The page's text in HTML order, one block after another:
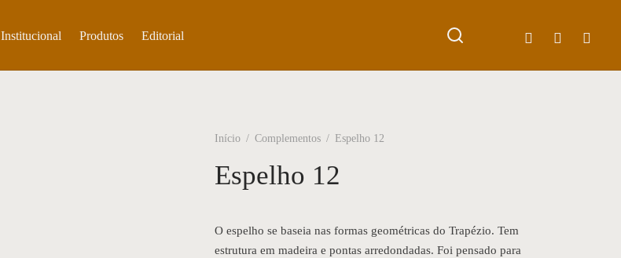
Institucional Produtos Editorial
Início / Complementos / Espelho 12
Espelho 12
O espelho se baseia nas formas geométricas do Trapézio. Tem
estrutura em madeira e pontas arredondadas. Foi pensado para